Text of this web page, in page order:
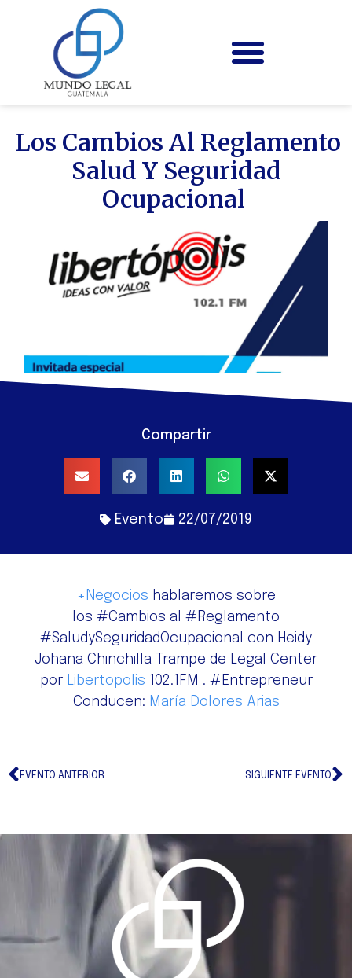
Los Cambios Al Reglamento
Salud Y Seguridad
Ocupacional
Compartir
Evento 22/07/2019
+Negocios hablaremos sobre
los #Cambios al # Reglamento
#SaludySeguridadOcupacional con Heidy
Johana Chinchilla Trampe de Legal Center
por Libertopolis 102.1FM . # Entrepreneur
Conducen: María Dolores Arias
EVENTO ANTERIOR SIGUIENTE EVENTO